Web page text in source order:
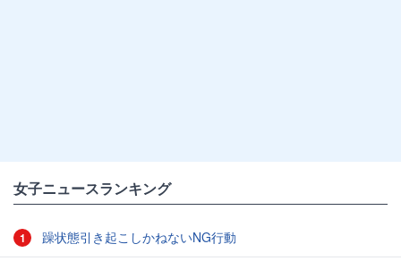
女子ニュースランキング
1 躁状態引き起こしかねないNG行動